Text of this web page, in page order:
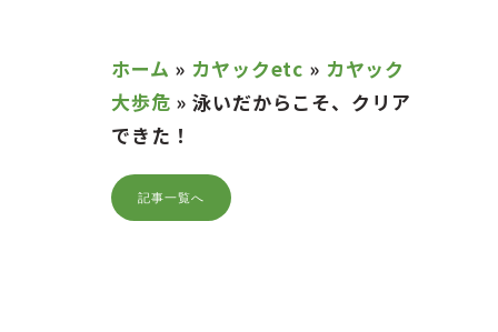
ホーム » カヤックetc » カヤック
大歩危 » 泳いだからこそ、クリア
できた！
記事一覧へ